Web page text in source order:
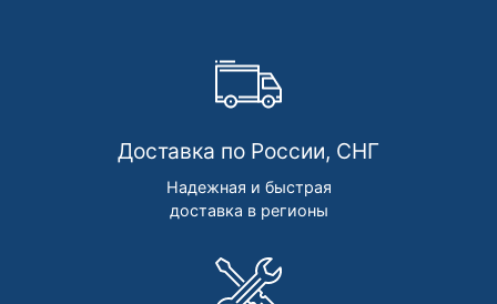
Доставка по России, СНГ
Надежная и быстрая
доставка в регионы